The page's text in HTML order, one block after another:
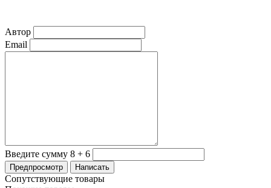
Автор
Email
Введите сумму 8 + 6
Сопутствующие товары